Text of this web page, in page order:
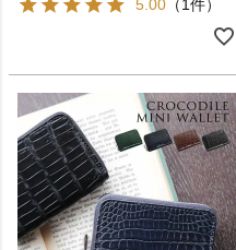
5.00 （1件）